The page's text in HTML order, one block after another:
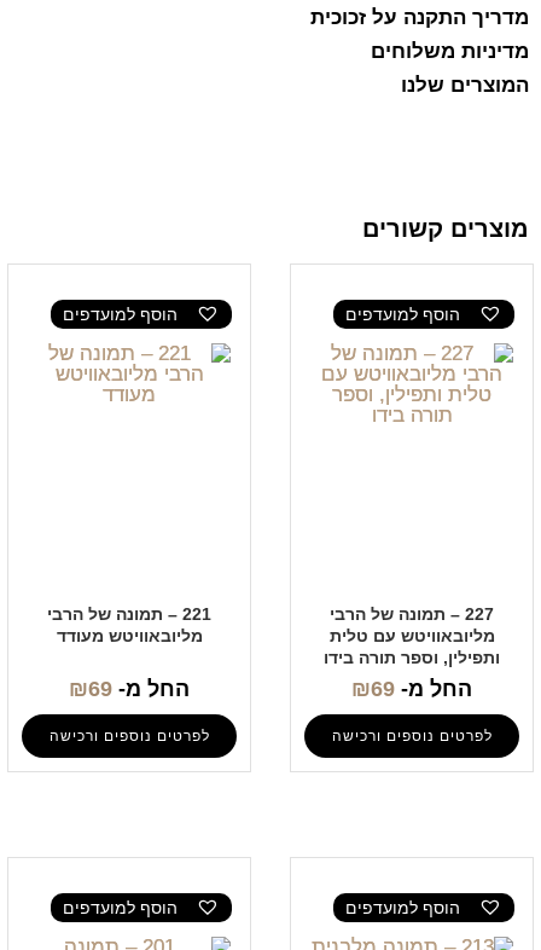
מדריך התקנה על זכוכית
מדיניות משלוחים
המוצרים שלנו
מוצרים קשורים
הוסף למועדפים
227 – תמונה של הרבי
מליובאוויטש עם טלית
ותפילין, וספר תורה בידו
החל מ- ₪69
לפרטים נוספים ורכישה
הוסף למועדפים
221 – תמונה של הרבי
מליובאוויטש מעודד
החל מ- ₪69
לפרטים נוספים ורכישה
הוסף למועדפים הוסף למועדפים